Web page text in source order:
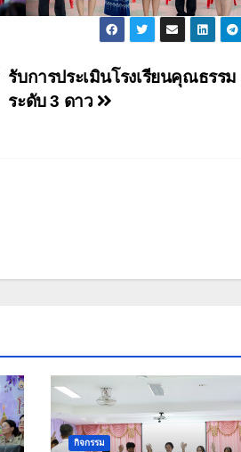
รับการประเมินโรงเรียนคุณธรร
ระดับ 3 ดาว
กิจกรรม